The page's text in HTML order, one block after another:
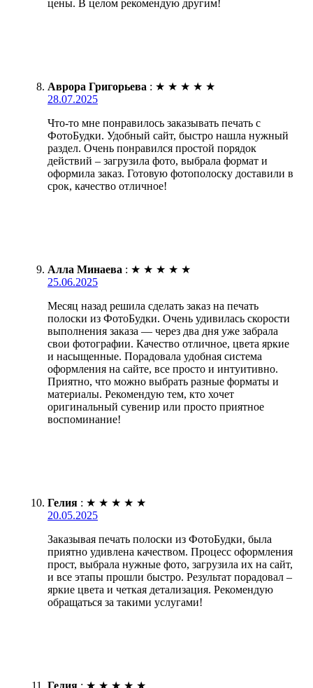
цены. В целом рекомендую другим!
Аврора Григорьева : ★ ★ ★ ★ ★
28.07.2025
Что-то мне понравилось заказывать печать с
ФотоБудки. Удобный сайт, быстро нашла нужный
раздел. Очень понравился простой порядок
действий – загрузила фото, выбрала формат и
оформила заказ. Готовую фотополоску доставили в
срок, качество отличное!
Алла Минаева : ★ ★ ★ ★ ★
25.06.2025
Месяц назад решила сделать заказ на печать
полоски из ФотоБудки. Очень удивилась скорости
выполнения заказа — через два дня уже забрала
свои фотографии. Качество отличное, цвета яркие
и насыщенные. Порадовала удобная система
оформления на сайте, все просто и интуитивно.
Приятно, что можно выбрать разные форматы и
материалы. Рекомендую тем, кто хочет
оригинальный сувенир или просто приятное
воспоминание!
Гелия : ★ ★ ★ ★ ★
20.05.2025
Заказывая печать полоски из ФотоБудки, была
приятно удивлена качеством. Процесс оформления
прост, выбрала нужные фото, загрузила их на сайт,
и все этапы прошли быстро. Результат порадовал –
яркие цвета и четкая детализация. Рекомендую
обращаться за такими услугами!